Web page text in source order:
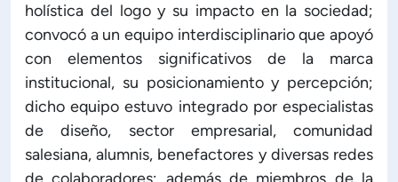
holística del logo y su impacto en la sociedad;
convocó a un equipo interdisciplinario que apoyó
con elementos significativos de la marca
institucional, su posicionamiento y percepción;
dicho equipo estuvo integrado por especialistas
de diseño, sector empresarial, comunidad
salesiana, alumnis, benefactores y diversas redes